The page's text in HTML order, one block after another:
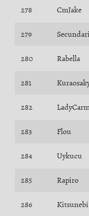
278 CmJake
279
280 Rabella
281
282
283 Flou
284 Uykucu
285 Rapiro
286 Kitsunebi